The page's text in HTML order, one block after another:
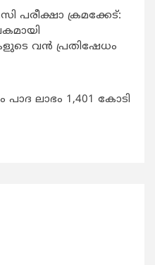
പരീക്ഷാ ക്രമക്കേട്:
വന്‍ പ്രതിഷേധം
പാദ ലാഭം 1,401 കോടി